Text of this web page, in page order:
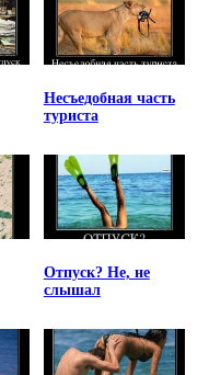
Несъедобная часть
туриста
Отпуск? Не, не
слышал